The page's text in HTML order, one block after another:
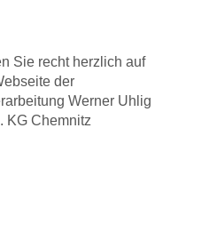
Sie recht herzlich auf
der
Werner Uhlig
KG Chemnitz